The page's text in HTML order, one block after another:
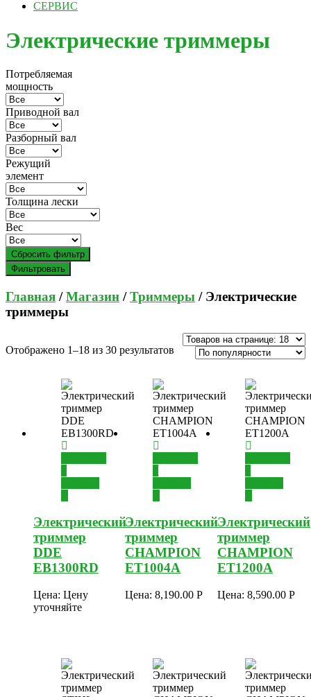
СЕРВИС
Электрические триммеры
Потребляемая
мощность
Приводной вал
Разборный вал
Режущий
элемент
Толщина лески
Вес
Сбросить фильтр
Фильтровать
Главная /Магазин /Триммеры / Электрические
триммеры
Отображено 1–18 из 30 результатов
Электрический
триммер
DDE
EB1300RD
Цена: Цену
уточняйте
Электрический
триммер
CHAMPION
ET1004A
Цена:8,190.00Р
Электрический
триммер
CHAMPION
ET1200A
Цена: 8,590.00 Р